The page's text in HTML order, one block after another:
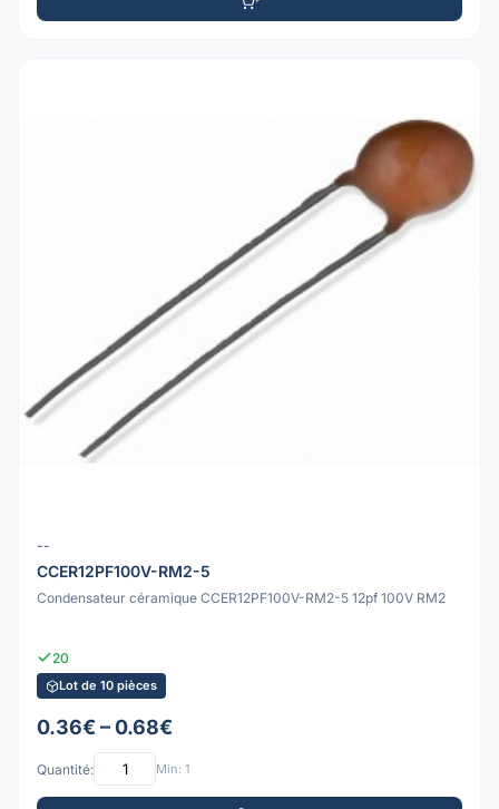
--
CCER12PF100V-RM2-5
Condensateur céramique CCER12PF100V-RM2-5 12pf 100V RM2
20
Lot de 10 pièces
0.36€ – 0.68€
Quantité: Min: 1